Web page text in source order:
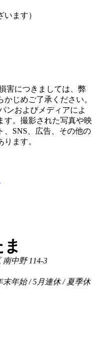
ます）
害につきましては、弊
じめご了承ください。
ンおよびメディアによ
す。撮影された写真や映
、SNS、広告、その他の
ます。
南中野 114-3
末年始 / 5月連休 / 夏季休